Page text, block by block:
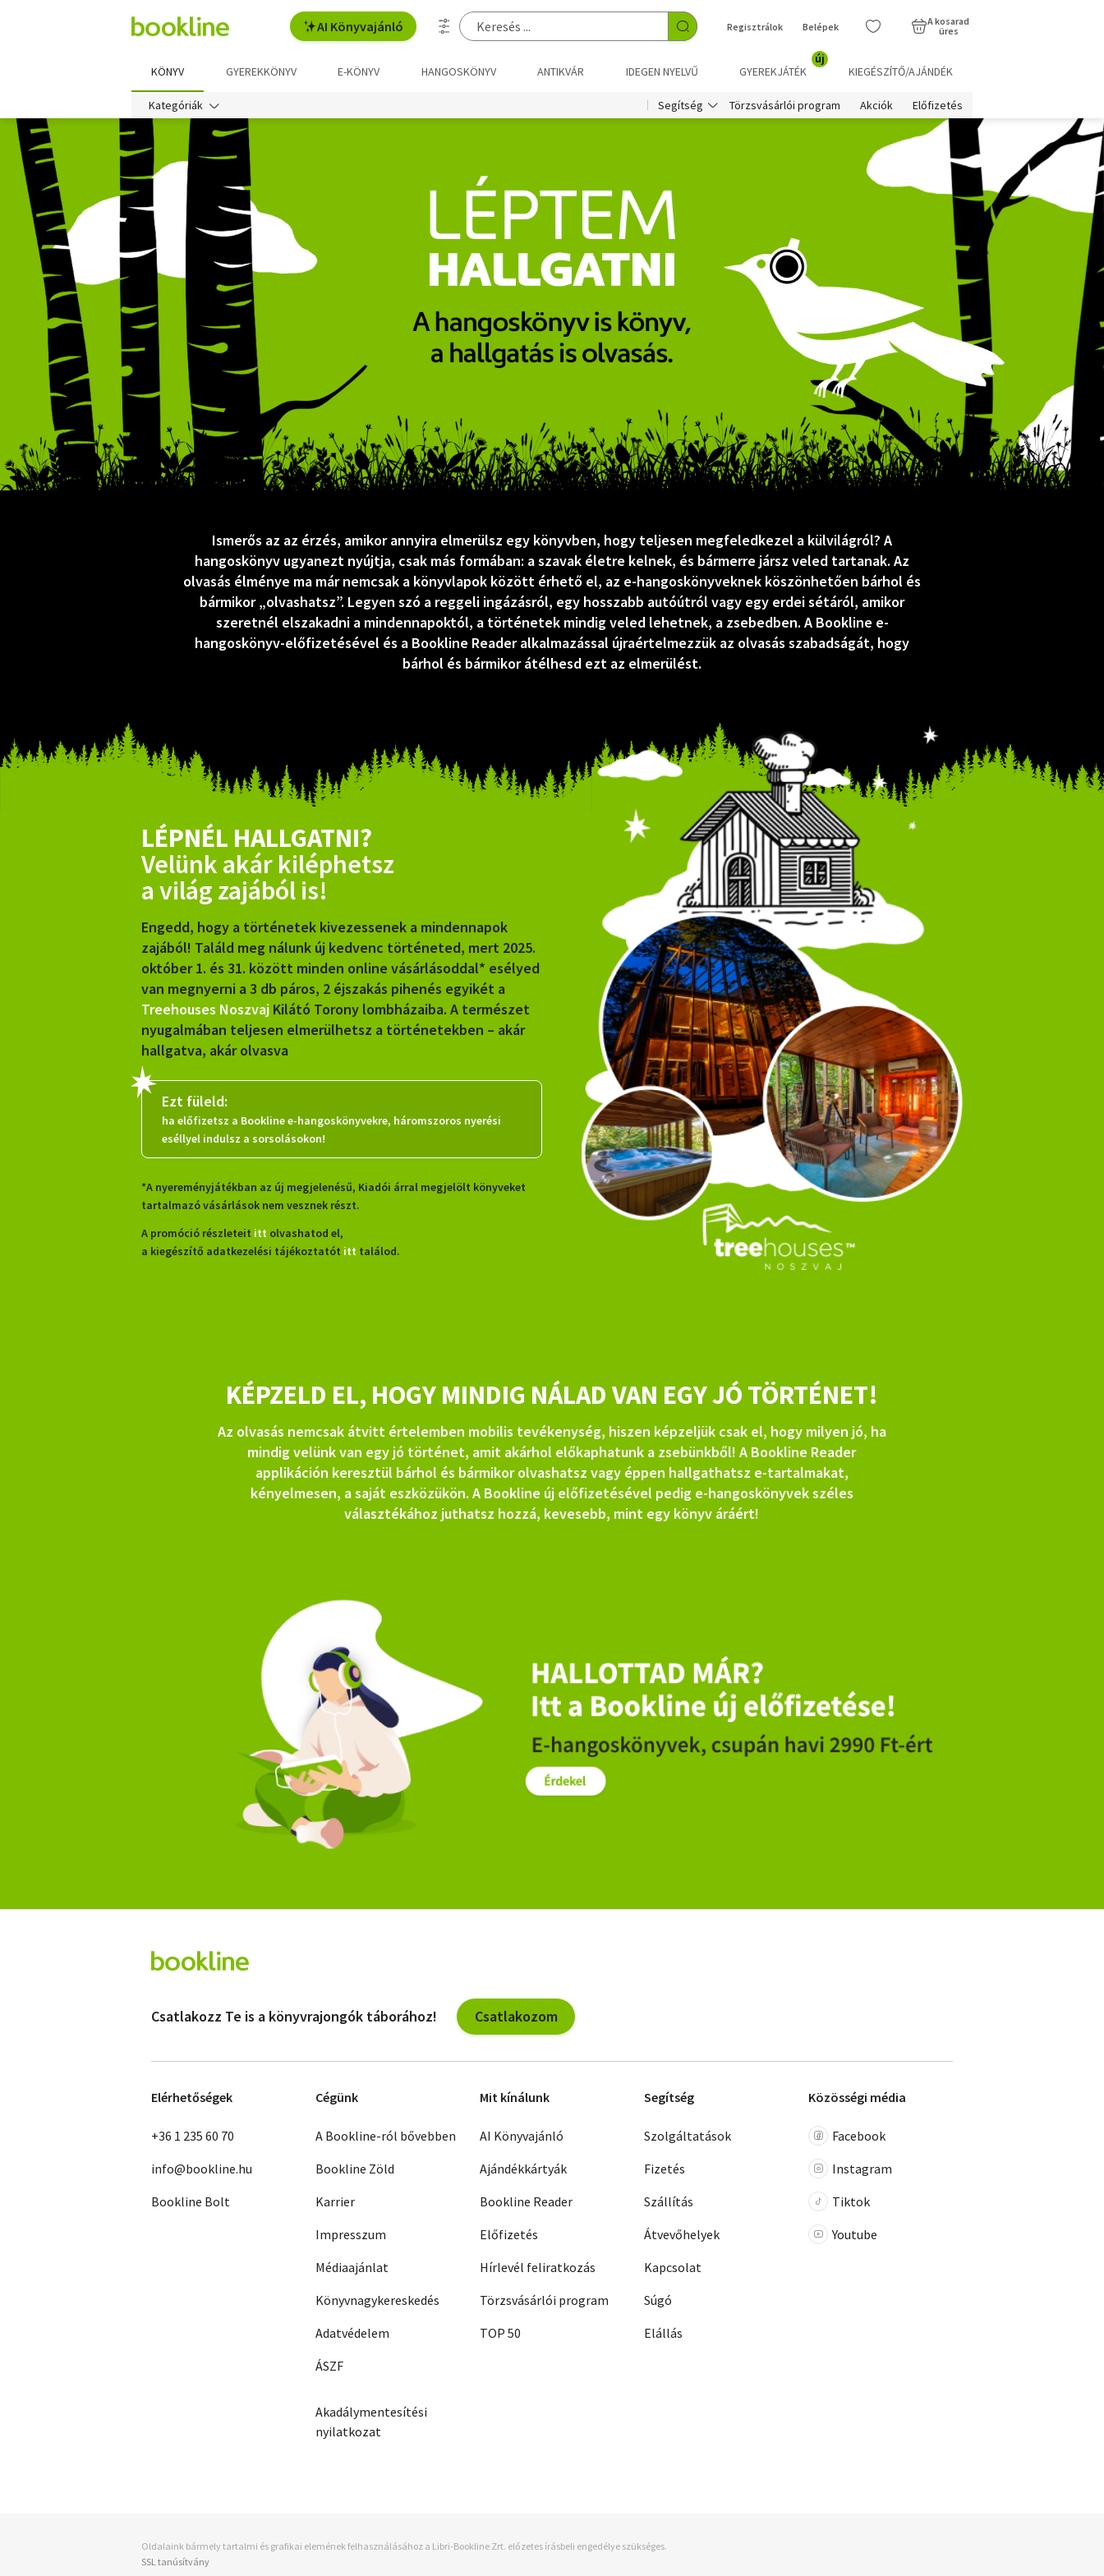
AI Könyvajánló Regisztrálok Belépek
A kosarad
üres
KÖNYV GYEREKKÖNYV E-KÖNYV HANGOSKÖNYV ANTIKVÁR IDEGEN NYELVŰ GYEREKJÁTÉK
új
KIEGÉSZÍTŐ/AJÁNDÉK
Kategóriák Segítség Törzsvásárlói program Akciók Előfizetés
Ismerős az az érzés, amikor annyira elmerülsz egy könyvben, hogy teljesen megfeledkezel a külvilágról? A
hangoskönyv ugyanezt nyújtja, csak más formában: a szavak életre kelnek, és bármerre jársz veled tartanak. Az
olvasás élménye ma már nemcsak a könyvlapok között érhető el, az e-hangoskönyveknek köszönhetően bárhol és
bármikor „olvashatsz”. Legyen szó a reggeli ingázásról, egy hosszabb autóútról vagy egy erdei sétáról, amikor
szeretnél elszakadni a mindennapoktól, a történetek mindig veled lehetnek, a zsebedben. A Bookline e-
hangoskönyv-előfizetésével és a Bookline Reader alkalmazással újraértelmezzük az olvasás szabadságát, hogy
bárhol és bármikor átélhesd ezt az elmerülést.
LÉPNÉL HALLGATNI?
Velünk akár kiléphetsz
a világ zajából is!
Engedd, hogy a történetek kivezessenek a mindennapok
zajából! Találd meg nálunk új kedvenc történeted, mert 2025.
október 1. és 31. között minden online vásárlásoddal* esélyed
van megnyerni a 3 db páros, 2 éjszakás pihenés egyikét a
Treehouses Noszvaj Kilátó Torony lombházaiba. A természet
nyugalmában teljesen elmerülhetsz a történetekben – akár
hallgatva, akár olvasva
Ezt füleld:
ha előfizetsz a Bookline e-hangoskönyvekre, háromszoros nyerési
eséllyel indulsz a sorsolásokon!
*A nyereményjátékban az új megjelenésű, Kiadói árral megjelölt könyveket
tartalmazó vásárlások nem vesznek részt.
A promóció részleteit itt olvashatod el,
a kiegészítő adatkezelési tájékoztatót itt találod.
KÉPZELD EL, HOGY MINDIG NÁLAD VAN EGY JÓ TÖRTÉNET!
Az olvasás nemcsak átvitt értelemben mobilis tevékenység, hiszen képzeljük csak el, hogy milyen jó, ha
mindig velünk van egy jó történet, amit akárhol előkaphatunk a zsebünkből! A Bookline Reader
applikáción keresztül bárhol és bármikor olvashatsz vagy éppen hallgathatsz e-tartalmakat,
kényelmesen, a saját eszközükön. A Bookline új előfizetésével pedig e-hangoskönyvek széles
választékához juthatsz hozzá, kevesebb, mint egy könyv áráért!
Csatlakozz Te is a könyvrajongók táborához! Csatlakozom
Elérhetőségek
+36 1 235 60 70
info@bookline.hu
Bookline Bolt
Cégünk
A Bookline-ról bővebben
Bookline Zöld
Karrier
Impresszum
Médiaajánlat
Könyvnagykereskedés
Adatvédelem
ÁSZF
Akadálymentesítési
nyilatkozat
Mit kínálunk
AI Könyvajánló
Ajándékkártyák
Bookline Reader
Előfizetés
Hírlevél feliratkozás
Törzsvásárlói program
TOP 50
Segítség
Szolgáltatások
Fizetés
Szállítás
Átvevőhelyek
Kapcsolat
Súgó
Elállás
Közösségi média
Facebook
Instagram
Tiktok
Youtube
Oldalaink bármely tartalmi és grafikai elemének felhasználásához a Libri-Bookline Zrt. előzetes írásbeli engedélye szükséges.
SSL tanúsítvány